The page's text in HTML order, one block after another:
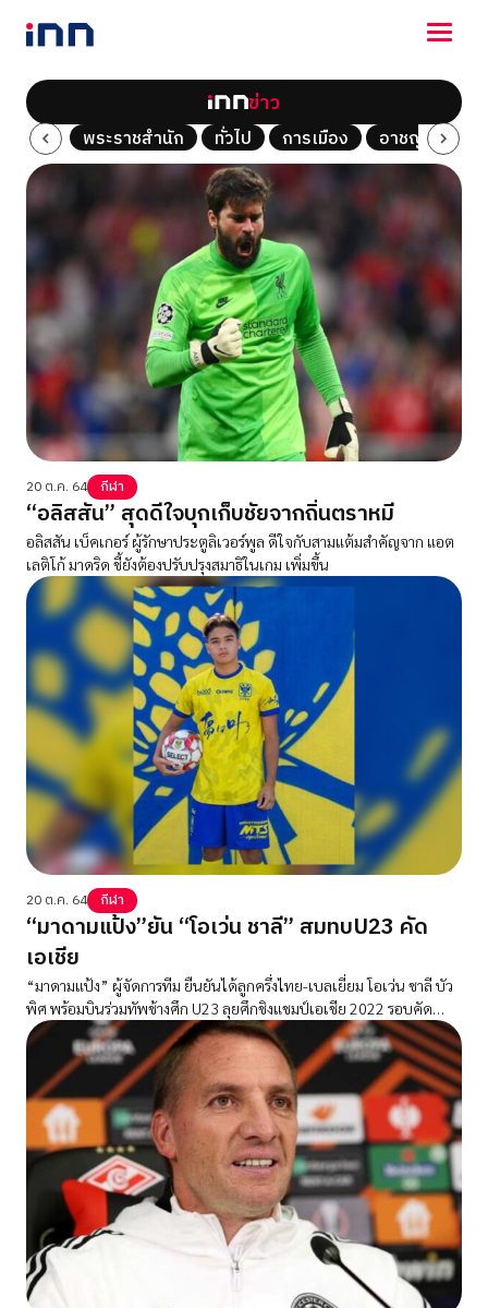
NEWS
ENTERTAINMENT
LIFESTYLE
HOROSCOPE
LOTTERY
ร่วมด้วยช่วยกัน
ข่าว
Tech พระราชสำนัก ทั่วไป การเมือง อาชญากรรม
20 ต.ค. 64 กีฬา
“อลิสสัน” สุดดีใจบุกเก็บชัยจากถิ่นตราหมี
อลิสสัน เบ็คเกอร์ ผู้รักษาประตูลิเวอร์พูล ดีใจกับสามแต้มสำคัญจาก แอต
เลติโก้ มาดริด ชี้ยังต้องปรับปรุงสมาธิในเกม เพิ่มขึ้น
20 ต.ค. 64 กีฬา
“มาดามแป้ง”ยัน “โอเว่น ชาลี” สมทบU23 คัด
เอเชีย
“มาดามแป้ง” ผู้จัดการทีม ยืนยันได้ลูกครึ่งไทย-เบลเยี่ยม โอเว่น ชาลี บัว
พิศ พร้อมบินร่วมทัพช้างศึก U23 ลุยศึกชิงแชมป์เอเชีย 2022 รอบคัด
เลือก